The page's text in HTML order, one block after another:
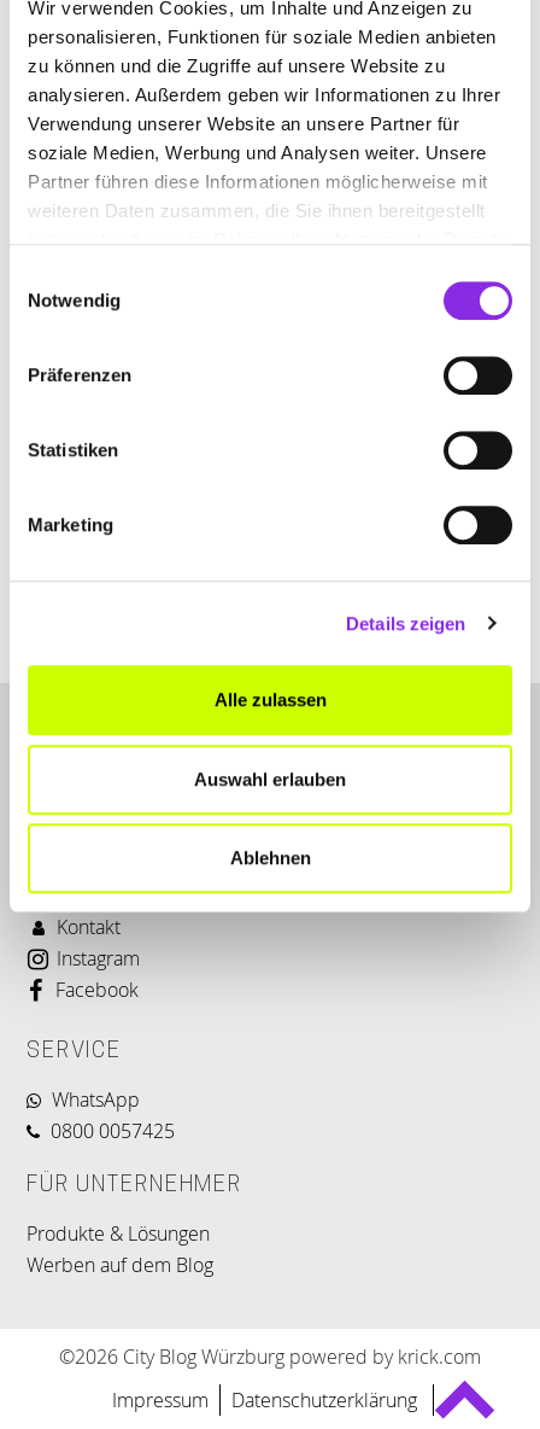
Wir verwenden Cookies, um Inhalte und Anzeigen zu
personalisieren, Funktionen für soziale Medien anbieten
zu können und die Zugriffe auf unsere Website zu
analysieren. Außerdem geben wir Informationen zu Ihrer
Verwendung unserer Website an unsere Partner für
soziale Medien, Werbung und Analysen weiter. Unsere
Partner führen diese Informationen möglicherweise mit
weiteren Daten zusammen, die Sie ihnen bereitgestellt
Notwendig
Präferenzen
Statistiken
Marketing
Details zeigen
Alle zulassen
Auswahl erlauben
Ablehnen
RECHT & GELD
BAUEN & WOHNEN
AUTO & VERKEHR
ÄMTER & BEHÖRDEN
SHOPPING & PRODUKTE
EINKAUFEN & SHOPPEN
GLUTENFREI LEBEN UND ESSEN IN WÜRZBURG
Glutenfreie Cafés, Restaurants & Co. gibt es in Würzburg zu genüge.
Kontakt
Instagram
Facebook
SERVICE
WhatsApp
0800 0057425
FÜR UNTERNEHMER
Produkte & Lösungen
Werben auf dem Blog
©2026 City Blog Würzburg powered by krick.com
Impressum
Datenschutzerklärung